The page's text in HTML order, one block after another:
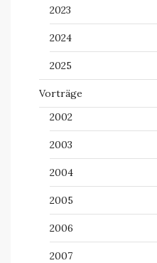
2023
2024
2025
Vorträge
2002
2003
2004
2005
2006
2007